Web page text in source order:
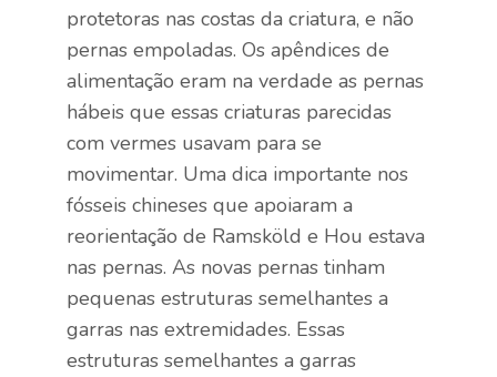
protetoras nas costas da criatura, e não
pernas empoladas. Os apêndices de
alimentação eram na verdade as pernas
hábeis que essas criaturas parecidas
com vermes usavam para se
movimentar. Uma dica importante nos
fósseis chineses que apoiaram a
reorientação de Ramsköld e Hou estava
nas pernas. As novas pernas tinham
pequenas estruturas semelhantes a
garras nas extremidades. Essas
estruturas semelhantes a garras